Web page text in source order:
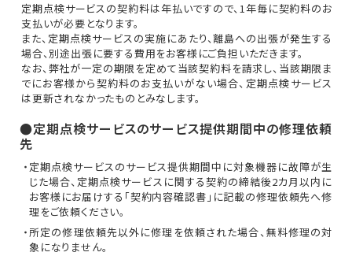
定期点検サービスの契約料は年払いですので、1年毎に契約料のお
支払いが必要となります。
また、定期点検サービスの実施にあたり、離島への出張が発生する
場合、別途出張に要する費用をお客様にご負担いただきます。
なお、弊社が一定の期限を定めて当該契約料を請求し、当該期限ま
でにお客様から契約料のお支払いがない場合、定期点検サービス
は更新されなかったものとみなします。
●定期点検サービスのサービス提供期間中の修理依頼
先
・定期点検サービスのサービス提供期間中に対象機器に故障が生
じた場合、定期点検サービスに関する契約の締結後2カ月以内に
お客様にお届けする「契約内容確認書」に記載の修理依頼先へ修
理をご依頼ください。
・所定の修理依頼先以外に修理を依頼された場合、無料修理の対
象になりません。